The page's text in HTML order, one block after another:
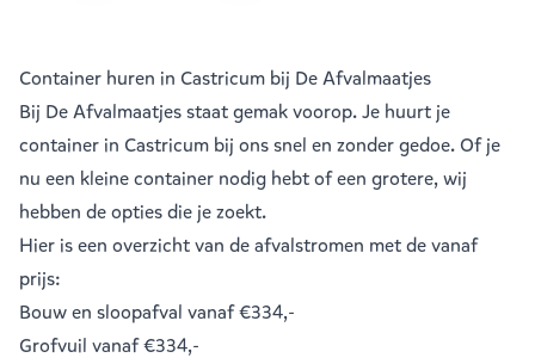
Container huren in Castricum bij De Afvalmaatjes
Bij De Afvalmaatjes staat gemak voorop. Je huurt je
container in Castricum bij ons snel en zonder gedoe. Of je
nu een kleine container nodig hebt of een grotere, wij
hebben de opties die je zoekt.
Hier is een overzicht van de afvalstromen met de vanaf
prijs:
Bouw en sloopafval vanaf €334,-
Grofvuil vanaf €334,-